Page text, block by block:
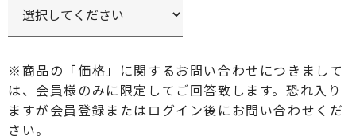
※商品の「価格」に関するお問い合わせにつきまして
は、会員様のみに限定してご回答致します。恐れ入り
ますが会員登録またはログイン後にお問い合わせくだ
さい。